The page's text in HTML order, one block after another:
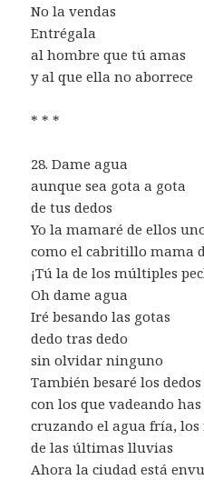
No la vendas
Entrégala
al hombre que tú amas
y al que ella no aborrece
* * *
28. Dame agua
aunque sea gota a gota
de tus dedos
Yo la mamaré de ellos
como el cabritillo mama
¡Tú la de los múltiples
Oh dame agua
Iré besando las gotas
dedo tras dedo
sin olvidar ninguno
También besaré los
con los que vadeando
cruzando el agua fría, los
de las últimas lluvias
Ahora la ciudad está